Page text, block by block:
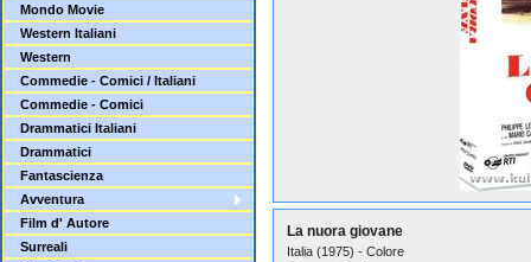
Mondo Movie
Western Italiani
Western
Commedie - Comici / Italiani
Commedie - Comici
Drammatici Italiani
Drammatici
Fantascienza
Avventura
Film d' Autore
Surreali
La nuora giovane
Italia (1975) - Colore